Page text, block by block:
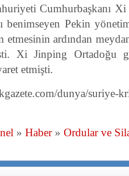
Cumhurbaşkanı
Pekin
etmesinin ardından
Xi Jinping Ortadoğu
etmişti.
dunya/suriye-
» Haber» Ordular ve